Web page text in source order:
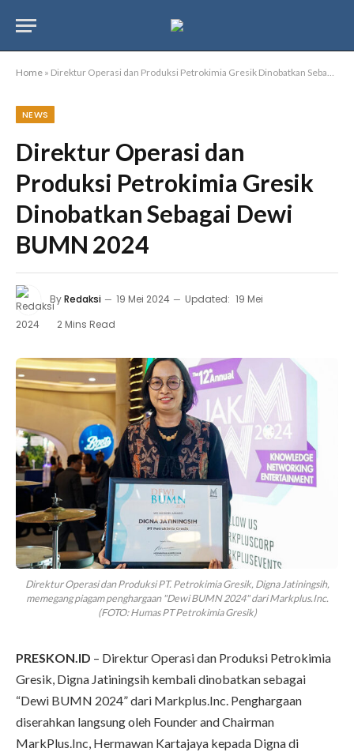
Home » Direktur Operasi dan Produksi Petrokimia Gresik Dinobatkan Sebagai Dewi BUMN 2024
NEWS
Direktur Operasi dan
Produksi Petrokimia Gresik
Dinobatkan Sebagai Dewi
BUMN 2024
ByRedaksi 19 Mei 2024 Updated: 19 Mei
2024
2 Mins Read
Direktur Operasi dan Produksi PT. Petrokimia Gresik, Digna Jatiningsih,
memegang piagam penghargaan "Dewi BUMN 2024" dari Markplus.Inc.
(FOTO: Humas PT Petrokimia Gresik)
PRESKON.ID – Direktur Operasi dan Produksi Petrokimia
Gresik, Digna Jatiningsih kembali dinobatkan sebagai
“Dewi BUMN 2024” dari Markplus.Inc. Penghargaan
diserahkan langsung oleh Founder and Chairman
MarkPlus.Inc, Hermawan Kartajaya kepada Digna di